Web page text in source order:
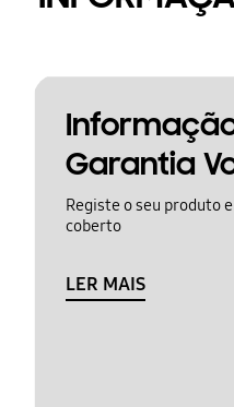
Garantia
Registe o seu produto
coberto
LER MAIS